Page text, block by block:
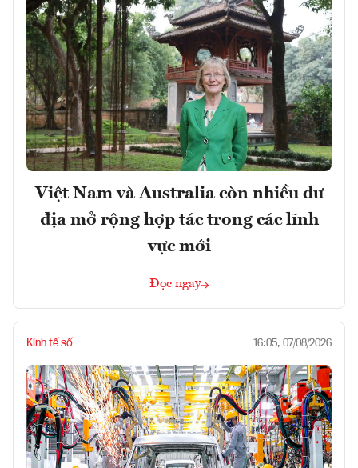
Việt Nam và Australia còn nhiều dư
địa mở rộng hợp tác trong các lĩnh
vực mới
Đọc ngay
Kinh tế số 16:05, 07/08/2026